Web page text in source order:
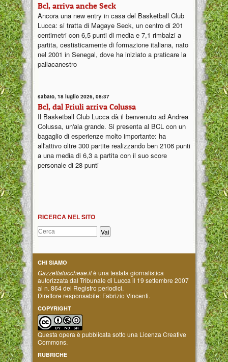
Bcl, arriva anche Seck
Ancora una new entry in casa del Basketball Club
Lucca: si tratta di Magaye Seck, un centro di 201
centimetri con 6,5 punti di media e 7,1 rimbalzi a
partita, cestisticamente di formazione italiana, nato
nel 2001 in Senegal, dove ha iniziato a praticare la
pallacanestro
sabato, 18 luglio 2026, 08:37
Bcl, dal Friuli arriva Colussa
Il Basketball Club Lucca dà il benvenuto ad Andrea
Colussa, un'ala grande. Si presenta al BCL con un
bagaglio di esperienze molto importante: ha
all'attivo oltre 300 partite realizzando ben 2106 punti
a una media di 6,3 a partita con il suo score
personale di 28 punti
RICERCA NEL SITO
CHI SIAMO
Gazzettalucchese.itè una testata giornalistica
autorizzata dal Tribunale di Lucca il 19 settembre 2007
al n. 864 del Registro periodici.
Direttore responsabile: Fabrizio Vincenti.
COPYRIGHT
Questa opera è pubblicata sotto una Licenza Creative
Commons.
RUBRICHE